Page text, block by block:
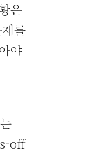
은
를
야
off